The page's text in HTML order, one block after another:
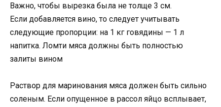
Важно, чтобы вырезка была не толще 3 см.
Если добавляется вино, то следует учитывать
следующие пропорции: на 1 кг говядины — 1 л
напитка. Ломти мяса должны быть полностью
залиты вином
Раствор для маринования мяса должен быть сильно
соленым. Если опущенное в рассол яйцо всплывает,